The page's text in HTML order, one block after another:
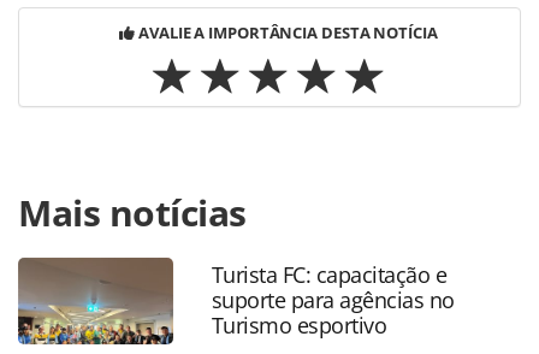
AVALIE A IMPORTÂNCIA DESTA NOTÍCIA
https://www.panrotas.com.br/destinos/parques-
tematicos/2018/05/nova-atracao-do-kennedy-space-
center-simula-missao-a-marte_155209.html ou as
ferramentas oferecidas na página. Todo o conteúdo
produzido pela PANROTAS Editora é protegido pela
legislação brasileira sobre direito autoral. Não reproduza o
Mais notícias
Turista FC: capacitação e
suporte para agências no
Turismo esportivo